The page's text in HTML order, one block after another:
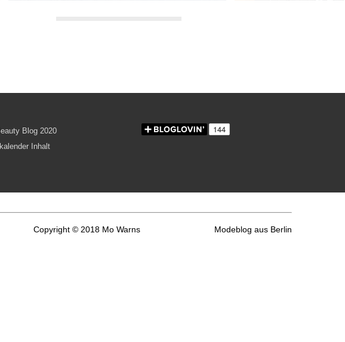
Copyright © 2018 Mo Warns Modeblog aus Berlin